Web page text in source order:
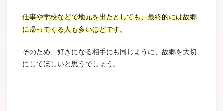
仕事や学校などで地元を出たとしても、最終的には故郷
に帰ってくる人も多いほどです。
そのため、好きになる相手にも同じように、故郷を大切
にしてほしいと思うでしょう。